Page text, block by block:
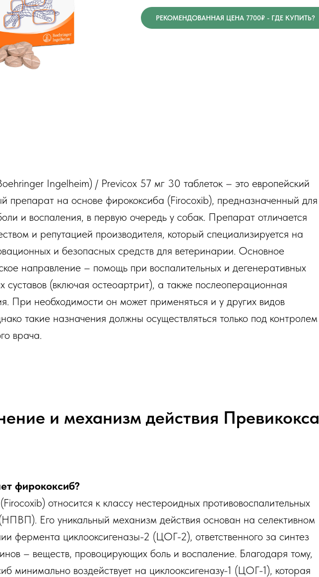
РЕКОМЕНДОВАННАЯ ЦЕНА 7700₽ - ГДЕ КУПИТЬ?
Ingelheim) / Previcox 57 мг 30 таблеток – это европейский
препарат на основе фирококсиба (Firocoxib), предназначенный для
и воспаления, в первую очередь у собак. Препарат отличается
и репутацией производителя, который специализируется на
и безопасных средств для ветеринарии. Основное
направление – помощь при воспалительных и дегенеративных
суставов (включая остеоартрит), а также послеоперационная
При необходимости он может применяться и у других видов
такие назначения должны осуществляться только под контролем
врача.
и механизм действия Превикокса
фирококсиб?
относится к классу нестероидных противовоспалительных
Его уникальный механизм действия основан на селективном
фермента циклооксигеназы-2 (ЦОГ-2), ответственного за синтез
– веществ, провоцирующих боль и воспаление. Благодаря тому,
минимально воздействует на циклооксигеназу-1 (ЦОГ-1), которая